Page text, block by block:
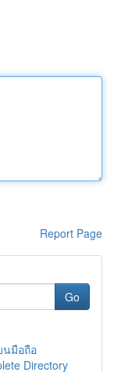
Report Page
Go
นมือถือ
Directory